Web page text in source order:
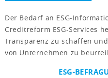
Der Bedarf an ESG-
Creditreform ESG-Services
Transparenz zu schaffen
von Unternehmen zu
ESG-